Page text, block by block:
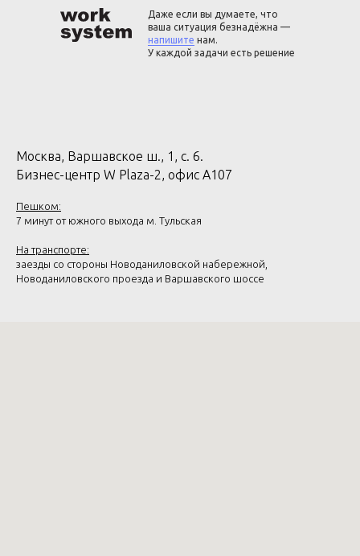
Даже если вы думаете, что
ваша ситуация безнадёжна —
напишите нам.
У каждой задачи есть решение
Москва, Варшавское ш., 1, с. 6.
Бизнес-центр W Plaza-2, офис А107
Пешком:
7 минут от южного выхода м. Тульская
На транспорте:
заезды со стороны Новоданиловской набережной,
Новоданиловского проезда и Варшавского шоссе